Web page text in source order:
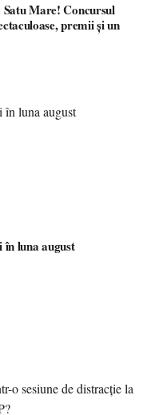
premii și un
luna august